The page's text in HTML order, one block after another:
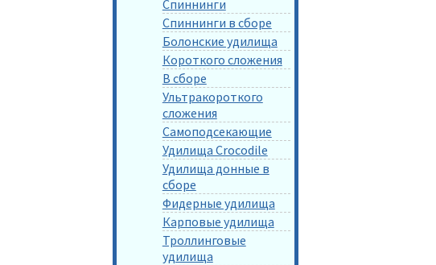
Спиннинги
Спиннинги в сборе
Болонские удилища
Короткого сложения
В сборе
Ультракороткого
сложения
Самоподсекающие
Удилища Crocodile
Удилища донные в
сборе
Фидерные удилища
Карповые удилища
Троллинговые
удилища